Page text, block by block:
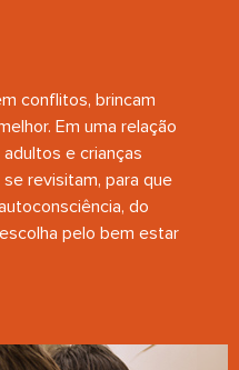
conflitos, brincam
Em uma relação
e crianças
revisitam, para que
do
pelo bem estar